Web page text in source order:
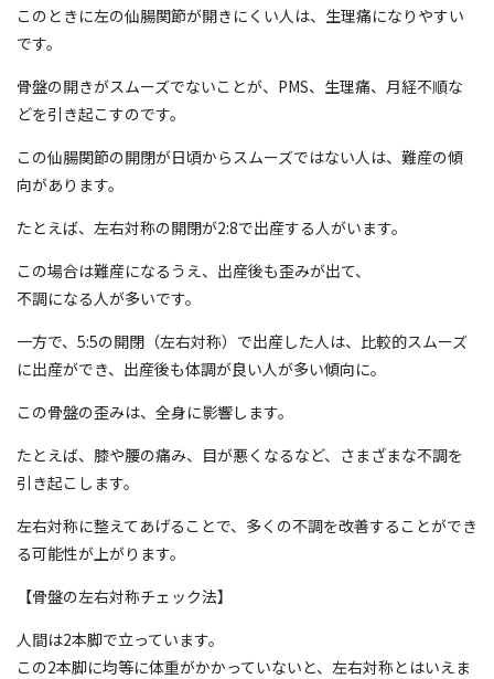
このときに左の仙腸関節が開きにくい人は、生理痛になりやすい
です。
骨盤の開きがスムーズでないことが、PMS、生理痛、月経不順な
どを引き起こすのです。
この仙腸関節の開閉が日頃からスムーズではない人は、難産の傾
向があります。
たとえば、左右対称の開閉が2:8で出産する人がいます。
この場合は難産になるうえ、出産後も歪みが出て、
不調になる人が多いです。
一方で、5:5の開閉（左右対称）で出産した人は、比較的スムーズ
に出産ができ、出産後も体調が良い人が多い傾向に。
この骨盤の歪みは、全身に影響します。
たとえば、膝や腰の痛み、目が悪くなるなど、さまざまな不調を
引き起こします。
左右対称に整えてあげることで、多くの不調を改善することができ
る可能性が上がります。
【骨盤の左右対称チェック法】
人間は2本脚で立っています。
この2本脚に均等に体重がかかっていないと、左右対称とはいえま